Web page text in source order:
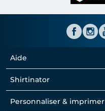
Aide
Shirtinator
Personnaliser & imprimer